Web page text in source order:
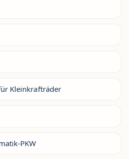
Kleinkrafträder
PKW